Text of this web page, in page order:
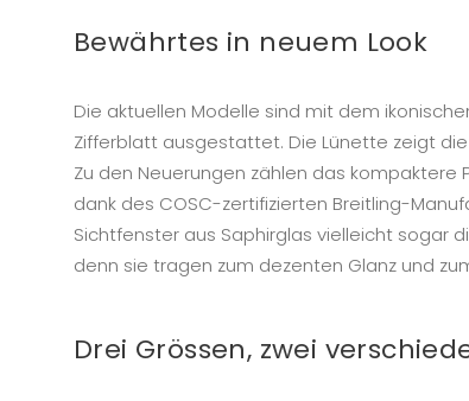
Bewährtes in neuem Look
Die aktuellen Modelle sind mit dem
Zifferblatt ausgestattet. Die Lünette zeigt
Zu den Neuerungen zählen das
dank des COSC-zertifizierten Breitling-
Sichtfenster aus Saphirglas vielleicht sogar
denn sie tragen zum dezenten Glanz und
Drei Grössen, zwei